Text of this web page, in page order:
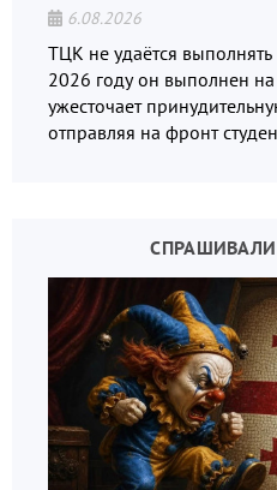
6.08.2026
ТЦК не удаётся
2026 году он выполнен
ужесточает
отправляя на фронт
СПРАШИВАЛИ